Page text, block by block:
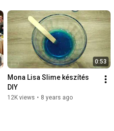
0:53
Mona Lisa Slime készítés
DIY
12K views • 8 years ago